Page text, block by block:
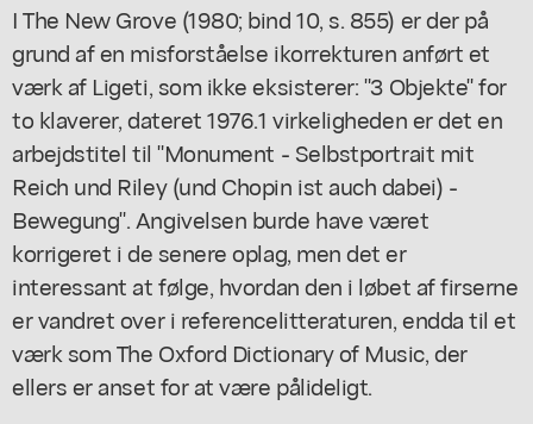
I The New Grove (1980; bind 10, s. 855) er der på
grund af en misforståelse ikorrekturen anført et
værk af Ligeti, som ikke eksisterer: "3 Objekte" for
to klaverer, dateret 1976.1 virkeligheden er det en
arbejdstitel til "Monument - Selbstportrait mit
Reich und Riley (und Chopin ist auch dabei) -
Bewegung". Angivelsen burde have været
korrigeret i de senere oplag, men det er
interessant at følge, hvordan den i løbet af firserne
er vandret over i referencelitteraturen, endda til et
værk som The Oxford Dictionary of Music, der
ellers er anset for at være pålideligt.